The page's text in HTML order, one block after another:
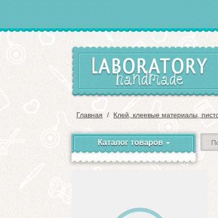
Главная Клей, клеевые материалы,
Каталог товаров